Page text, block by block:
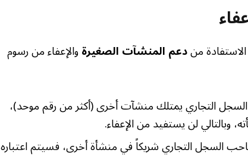
مندعم المنشآت الصغيرةوالإعفاء من رسوم
التجاري يمتلك منشآت أخرى (أكثر من رقم موحد)،
وبالتالي لن يستفيد من الإعفاء.
السجل التجاري شريكاً في منشأة أخرى، فسيتم اعتباره